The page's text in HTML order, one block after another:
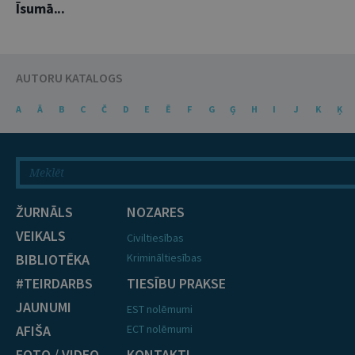
Īsumā...
AUTORU KATALOGS
A Ā B C Č D E Ē F G Ģ H I J K Ķ
ŽURNĀLS
VEIKALS
BIBLIOTĒKA
#TEIRDARBS
JAUNUMI
AFIŠA
NOZARES
Civiltiesības
Krimināltiesības
TIESĪBU PRAKSE
EST nolēmumi
ECT nolēmumi